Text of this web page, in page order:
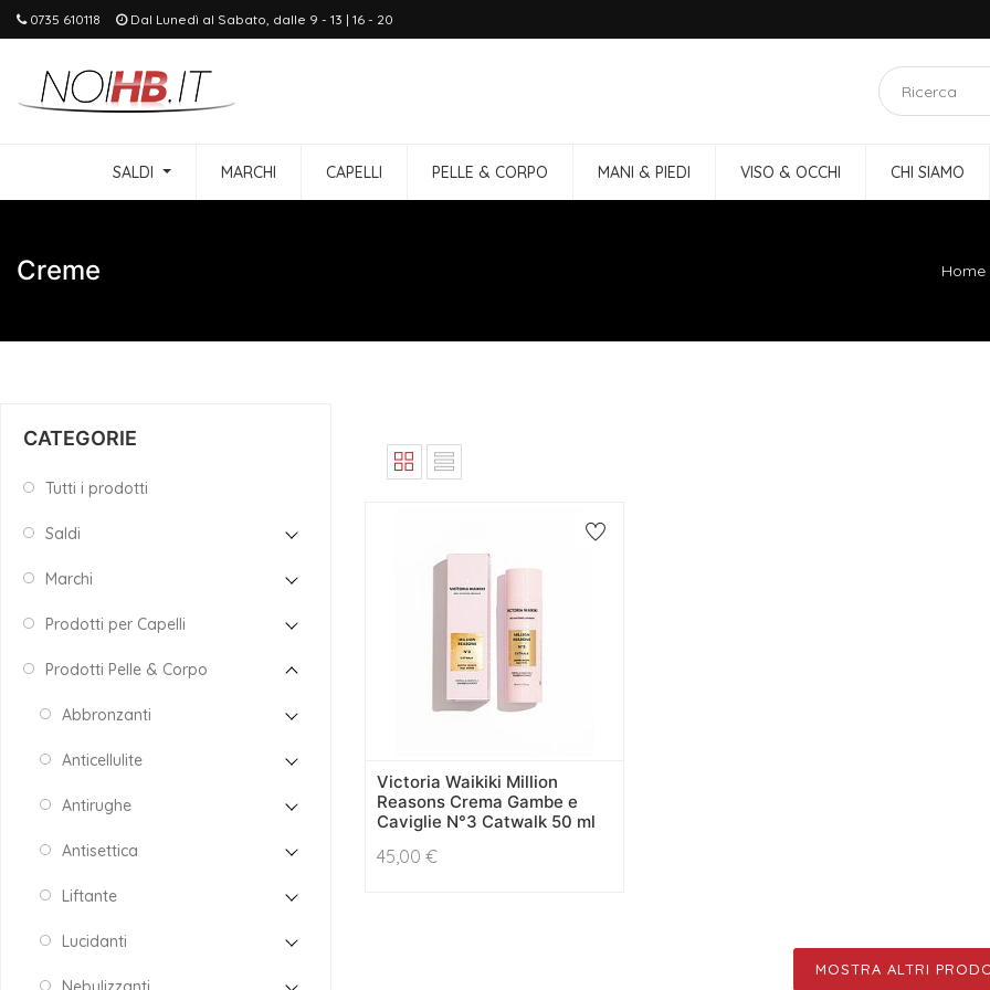
0735 610118 Dal Lunedì al Sabato, dalle 9 - 13 | 16 - 20
SALDI MARCHI CAPELLI PELLE & CORPO MANI & PIEDI VISO & OCCHI CHI SIAMO
Creme Home
CATEGORIE
Tutti i prodotti
Saldi
Marchi
Prodotti per Capelli
Prodotti Pelle & Corpo
Abbronzanti
Anticellulite
Antirughe
Antisettica
Liftante
Lucidanti
Victoria Waikiki Million
Reasons Crema Gambe e
Caviglie N°3 Catwalk 50 ml
45,00 €
MOSTRA ALTRI